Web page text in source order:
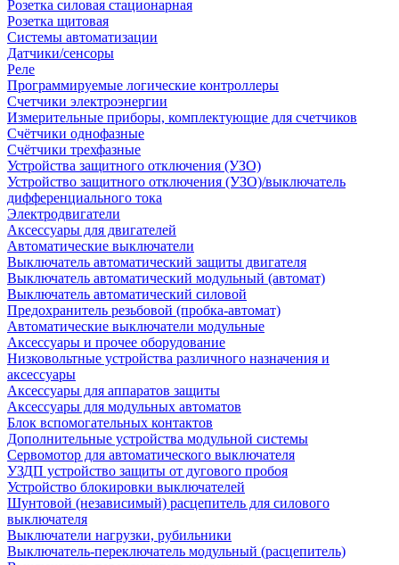
Розетка силовая стационарная
Розетка щитовая
Системы автоматизации
Датчики/сенсоры
Реле
Программируемые логические контроллеры
Счетчики электроэнергии
Измерительные приборы, комплектующие для счетчиков
Счётчики однофазные
Счётчики трехфазные
Устройства защитного отключения (УЗО)
Устройство защитного отключения (УЗО)/выключатель
дифференциального тока
Электродвигатели
Аксессуары для двигателей
Автоматические выключатели
Выключатель автоматический защиты двигателя
Выключатель автоматический модульный (автомат)
Выключатель автоматический силовой
Предохранитель резьбовой (пробка-автомат)
Автоматические выключатели модульные
Аксессуары и прочее оборудование
Низковольтные устройства различного назначения и
аксессуары
Аксессуары для аппаратов защиты
Аксессуары для модульных автоматов
Блок вспомогательных контактов
Дополнительные устройства модульной системы
Сервомотор для автоматического выключателя
УЗДП устройство защиты от дугового пробоя
Устройство блокировки выключателей
Шунтовой (независимый) расцепитель для силового
выключателя
Выключатели нагрузки, рубильники
Выключатель-переключатель модульный (расцепитель)